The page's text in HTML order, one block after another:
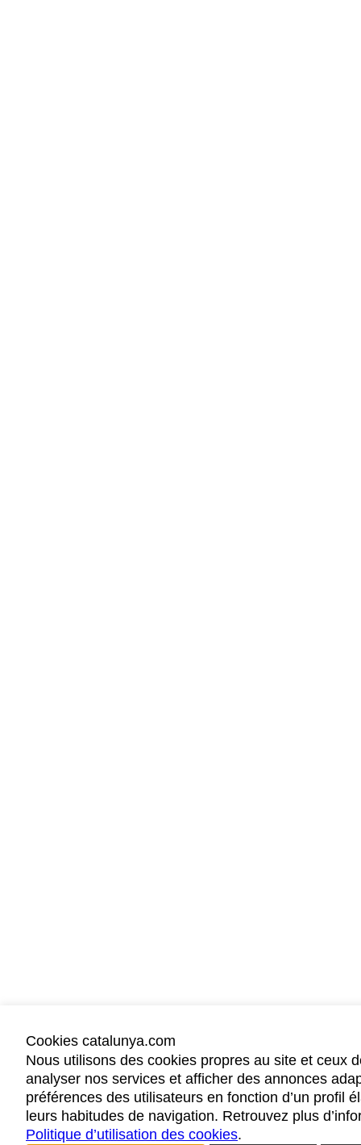
Cookies catalunya.com
Nous utilisons des cookies propres au site et ceux
analyser nos services et afficher des annonces
préférences des utilisateurs en fonction d’un profil
leurs habitudes de navigation. Retrouvez plus
Politique d’utilisation des cookies.